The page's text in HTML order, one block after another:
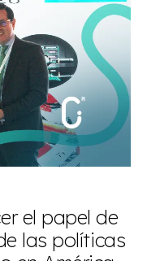
el papel de
las políticas